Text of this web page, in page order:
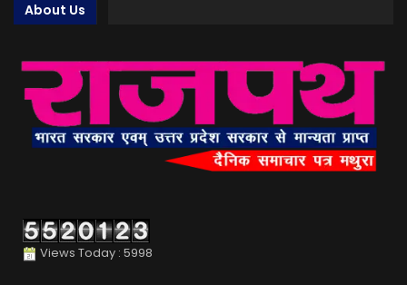
About Us
Views Today : 5998